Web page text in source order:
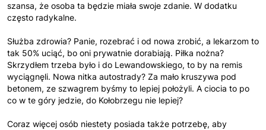
szansa, że osoba ta będzie miała swoje zdanie. W dodatku
często radykalne.
Służba zdrowia? Panie, rozebrać i od nowa zrobić, a lekarzom to
tak 50% uciąć, bo oni prywatnie dorabiają. Piłka nożna?
Skrzydłem trzeba było i do Lewandowskiego, to by na remis
wyciągnęli. Nowa nitka autostrady? Za mało kruszywa pod
betonem, ze szwagrem byśmy to lepiej położyli. A ciocia to po
co w te góry jedzie, do Kołobrzegu nie lepiej?
Coraz więcej osób niestety posiada także potrzebę, aby